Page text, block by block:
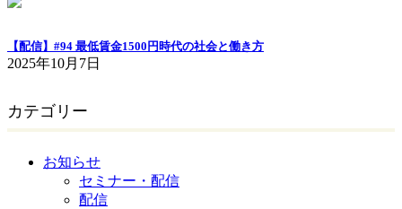
【配信】#94 最低賃金1500円時代の社会と働き方
2025年10月7日
カテゴリー
お知らせ
セミナー・配信
配信